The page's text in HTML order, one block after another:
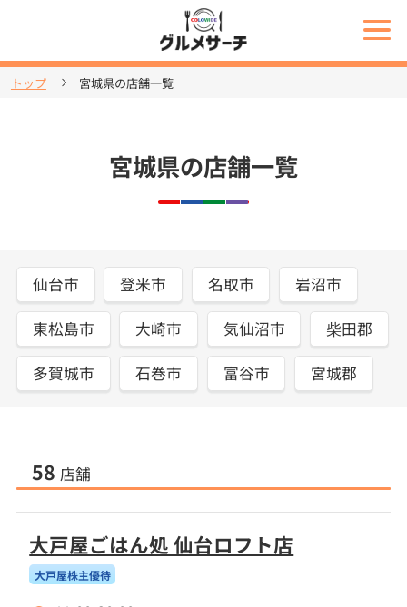
トップ 宮城県の店舗一覧
宮城県の店舗一覧
仙台市 登米市 名取市 岩沼市
東松島市 大崎市 気仙沼市 柴田郡
多賀城市 石巻市 富谷市 宮城郡
58 店舗
大戸屋ごはん処 仙台ロフト店
大戸屋株主優待